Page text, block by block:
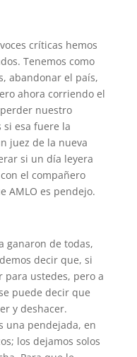
críticas hemos
Tenemos como
abandonar el país,
ahora corriendo el
nuestro
si esa fuere la
juez de la nueva
si un día leyera
el compañero
AMLO es pendejo.
ganaron de todas,
decir que, si
para ustedes, pero a
puede decir que
y deshacer.
una pendejada, en
los dejamos solos